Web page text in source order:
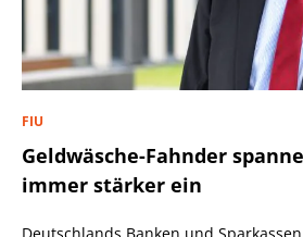
FIU
Geldwäsche-Fahnder
immer stärker ein